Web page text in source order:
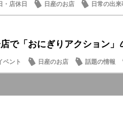
・店休日 日産のお店 日常の出来
で「おにぎりアクション」
ベント 日産のお店 話題の情報